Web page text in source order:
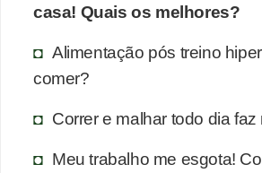
casa! Quais os melhores?
Alimentação pós treino
comer?
Correr e malhar todo dia faz
Meu trabalho me esgota!